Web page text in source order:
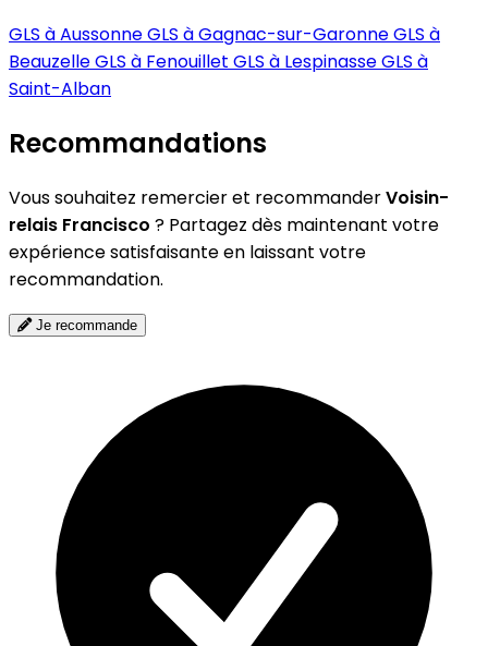
GLS à AussonneGLS à Gagnac-sur-GaronneGLS à
BeauzelleGLS à Fenouillet GLS à LespinasseGLS à
Saint-Alban
Recommandations
Vous souhaitez remercier et recommanderVoisin-
relais Francisco ? Partagez dès maintenant votre
expérience satisfaisante en laissant votre
recommandation.
Je recommande